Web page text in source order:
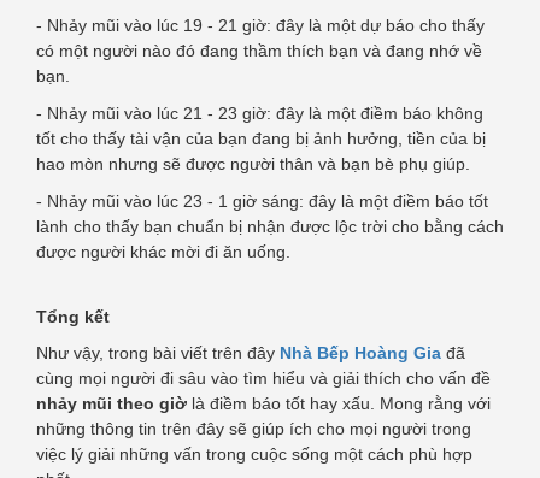
- Nhảy mũi vào lúc 19 - 21 giờ: đây là một dự báo cho thấy
có một người nào đó đang thầm thích bạn và đang nhớ về
bạn.
- Nhảy mũi vào lúc 21 - 23 giờ: đây là một điềm báo không
tốt cho thấy tài vận của bạn đang bị ảnh hưởng, tiền của bị
hao mòn nhưng sẽ được người thân và bạn bè phụ giúp.
- Nhảy mũi vào lúc 23 - 1 giờ sáng: đây là một điềm báo tốt
lành cho thấy bạn chuẩn bị nhận được lộc trời cho bằng cách
được người khác mời đi ăn uống.
Tổng kết
Như vậy, trong bài viết trên đây Nhà Bếp Hoàng Gia đã
cùng mọi người đi sâu vào tìm hiểu và giải thích cho vấn đề
nhảy mũi theo giờ là điềm báo tốt hay xấu. Mong rằng với
những thông tin trên đây sẽ giúp ích cho mọi người trong
việc lý giải những vấn trong cuộc sống một cách phù hợp